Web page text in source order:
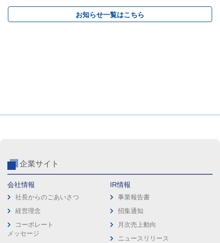
お知らせ一覧はこちら
企業サイト
会社情報
社長からのごあいさつ
経営理念
コーポレート
メッセージ
IR情報
事業報告書
招集通知
月次売上動向
ニュースリリース